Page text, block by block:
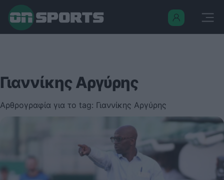
Γιαννίκης Αργύρης
Αρθρογραφία για το tag: Γιαννίκης Αργύρης